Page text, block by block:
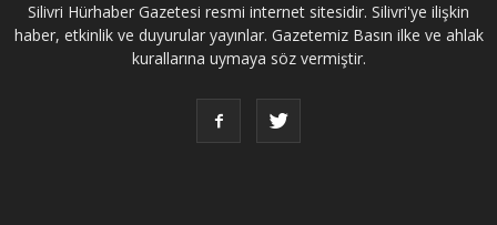
Silivri Hürhaber Gazetesi resmi internet sitesidir. Silivri'ye ilişkin
haber, etkinlik ve duyurular yayınlar. Gazetemiz Basın ilke ve ahlak
kurallarına uymaya söz vermiştir.